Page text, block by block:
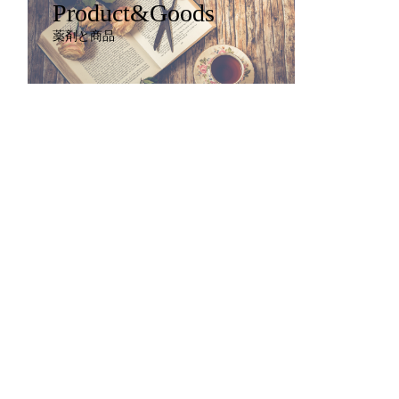
Product&Goods
薬剤と商品